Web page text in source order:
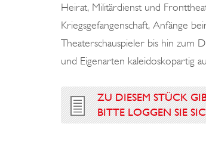
Heirat, Militärdienst und
Kriegsgefangenschaft, Anfänge
Theaterschauspieler bis hin zum
und Eigenarten kaleidoskopartig
ZU DIESEM STÜCK
BITTE LOGGEN SIE